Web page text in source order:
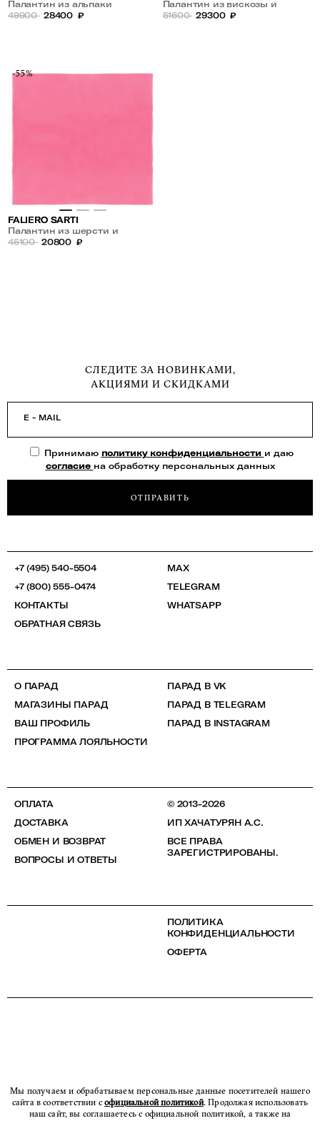
Палантин из альпаки
49900 28400 ₽
Палантин из вискозы и
кашемира
51600 29300 ₽
-55%
FALIERO SARTI
Палантин из шерсти и
кашемира
45100 20800 ₽
СЛЕДИТЕ ЗА НОВИНКАМИ,
АКЦИЯМИ И СКИДКАМИ
E - MAIL
Принимаю политику конфиденциальности и даю
согласие на обработку персональных данных
ОТПРАВИТЬ
+7 (495) 540-5504
+7 (800) 555-0474
КОНТАКТЫ
ОБРАТНАЯ СВЯЗЬ
MAX
TELEGRAM
WHATSAPP
О ПАРАД
МАГАЗИНЫ ПАРАД
ВАШ ПРОФИЛЬ
ПРОГРАММА ЛОЯЛЬНОСТИ
ПАРАД В VK
ПАРАД В TELEGRAM
ПАРАД В INSTAGRAM
ОПЛАТА
ДОСТАВКА
ОБМЕН И ВОЗВРАТ
ВОПРОСЫ И ОТВЕТЫ
© 2013-2026
ИП ХАЧАТУРЯН А.С.
ВСЕ ПРАВА
ЗАРЕГИСТРИРОВАНЫ.
ПОЛИТИКА
КОНФИДЕНЦИАЛЬНОСТИ
ОФЕРТА
Мы получаем и обрабатываем персональные данные посетителей нашего
сайта в соответствии софициальной политикой. Продолжая использовать
наш сайт, вы соглашаетесь с официальной политикой, а также на